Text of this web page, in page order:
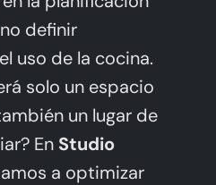
definir
uso de la cocina.
solo un espacio
un lugar de
En Studio
a optimizar